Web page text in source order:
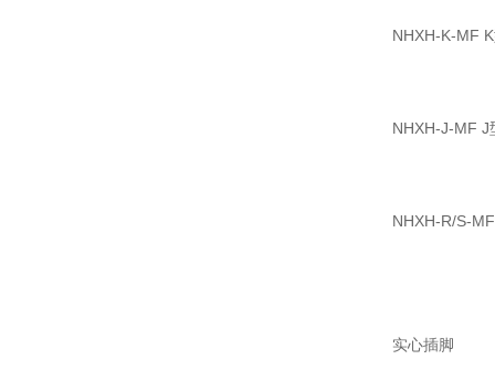
NHXH-K-MF
NHXH-J-MF J
NHXH-R/S-
实心插脚